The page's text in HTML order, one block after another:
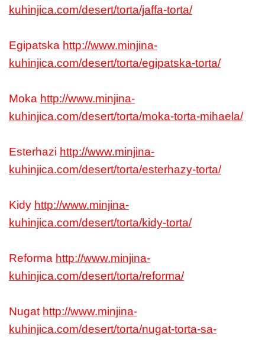
kuhinjica.com/desert/torta/jaffa-torta/
Egipatska http://www.minjina-
kuhinjica.com/desert/torta/egipatska-torta/
Moka http://www.minjina-
kuhinjica.com/desert/torta/moka-torta-mihaela/
Esterhazi http://www.minjina-
kuhinjica.com/desert/torta/esterhazy-torta/
Kidy http://www.minjina-
kuhinjica.com/desert/torta/kidy-torta/
Reforma http://www.minjina-
kuhinjica.com/desert/torta/reforma/
Nugat http://www.minjina-
kuhinjica.com/desert/torta/nugat-torta-sa-